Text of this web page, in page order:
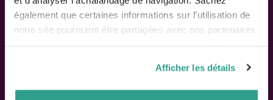
également que certaines informations sur l’utilisation de
notre site pourraient être partagées avec nos partenaires
vous leur auriez fournies ou qu’ils auraient collectées lors
de votre utilisation de leurs services.
Afficher les détails
Suivez-nous